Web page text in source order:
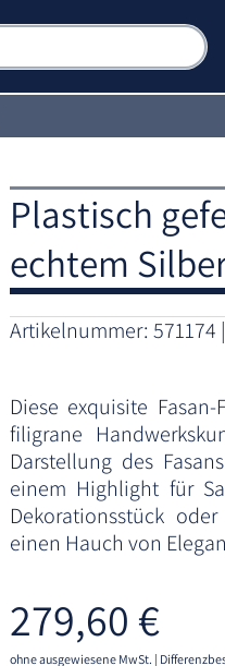
Plastisch
echtem
Artikelnummer:571174
Diese exquisite
filigrane
Darstellung des
einem Highlight für
Dekorationsstück
einen Hauch von
279,60 €
ohne ausgewiesene MwSt. |